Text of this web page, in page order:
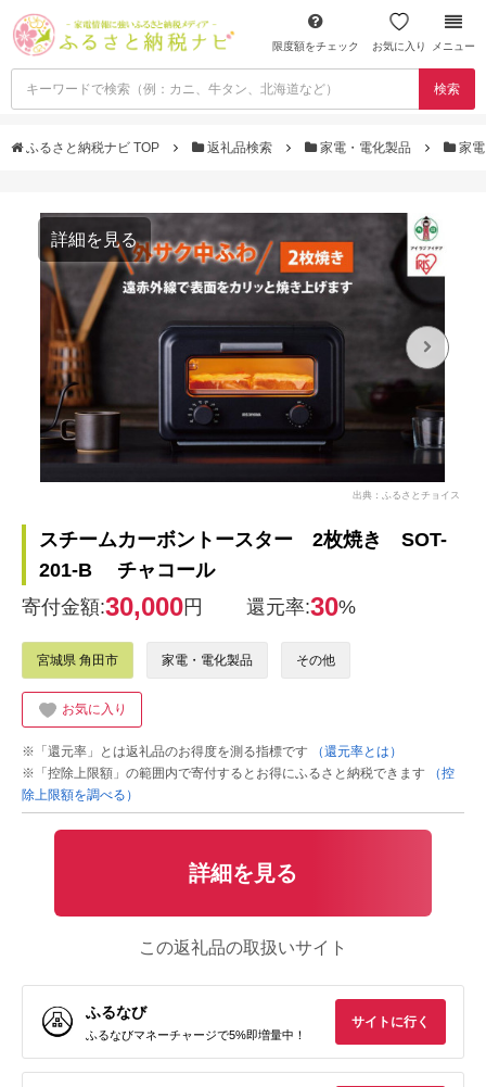
限度額をチェック お気に入り メニュー
検索
ふるさと納税ナビ TOP 返礼品検索 家電・電化製品 家電
詳細を見る
出典：ふるさとチョイス
スチームカーボントースター 2枚焼き SOT-
201-B チャコール
寄付金額:30,000円 還元率:30%
宮城県 角田市 家電・電化製品 その他
お気に入り
※「還元率」とは返礼品のお得度を測る指標です
（還元率とは）
※「控除上限額」の範囲内で寄付するとお得にふるさと納税できます
（控
除上限額を調べる）
詳細を見る
この返礼品の取扱いサイト
ふるなび
ふるなびマネーチャージで5%即増量中！
サイトに行く